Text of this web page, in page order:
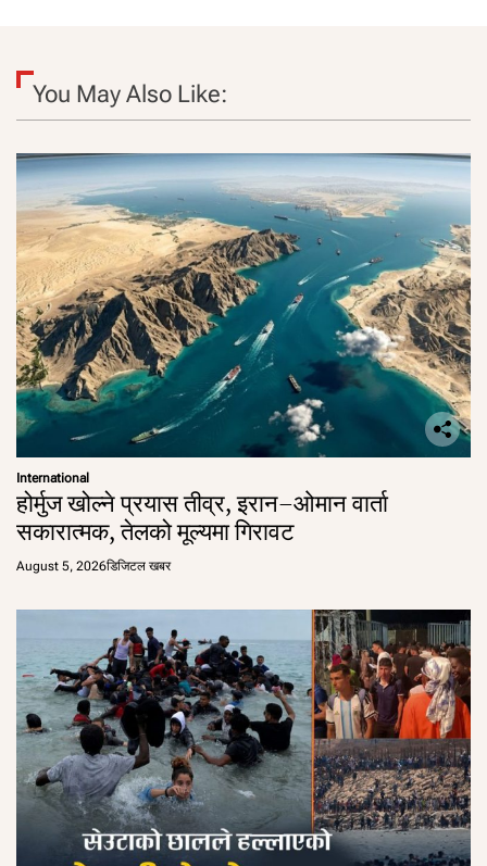
You May Also Like:
International
होर्मुज खोल्ने प्रयास तीव्र, इरान–ओमान वार्ता
सकारात्मक, तेलको मूल्यमा गिरावट
August 5, 2026डिजिटल खबर